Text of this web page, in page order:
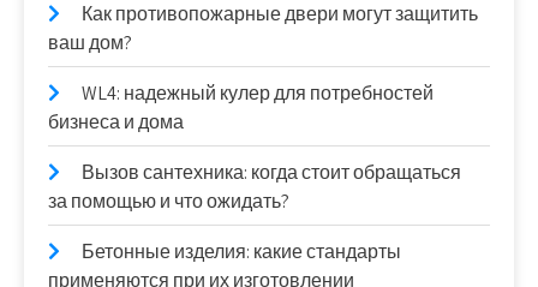
Как противопожарные двери могут защитить
ваш дом?
WL4: надежный кулер для потребностей
бизнеса и дома
Вызов сантехника: когда стоит обращаться
за помощью и что ожидать?
Бетонные изделия: какие стандарты
применяются при их изготовлении